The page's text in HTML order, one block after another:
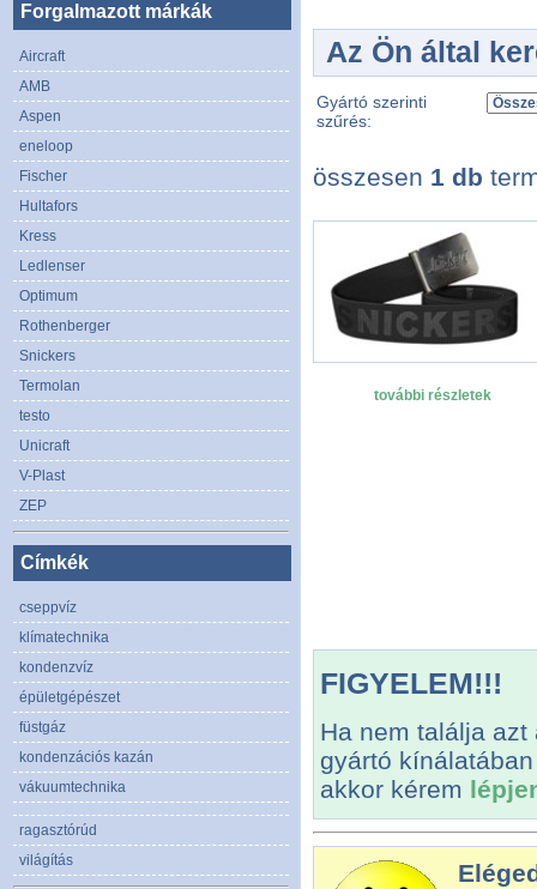
Az Ön által
Gyártó szerinti
szűrés:
összesen 1 db
további részletek
FIGYELEM!!!
Ha nem találja
gyártó
akkor kérem
Forgalmazott márkák
Aircraft
AMB
Aspen
eneloop
Fischer
Hultafors
Kress
Ledlenser
Optimum
Rothenberger
Snickers
Termolan
testo
Unicraft
V-Plast
ZEP
Címkék
cseppvíz
klímatechnika
kondenzvíz
épületgépészet
füstgáz
kondenzációs kazán
vákuumtechnika
ragasztórúd
világítás